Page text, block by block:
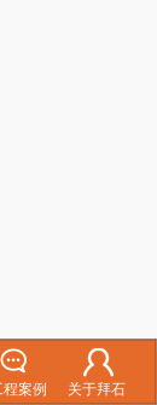
程案例 关于拜石